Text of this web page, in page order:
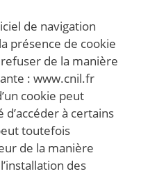
de navigation
présence de cookie
de la manière
: www.cnil.fr
cookie peut
à certains
toutefois
de la manière
des